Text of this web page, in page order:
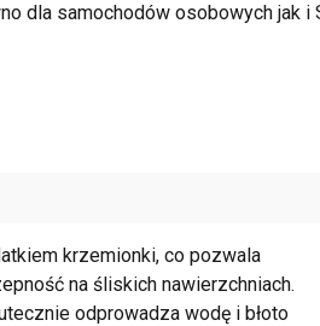
dla samochodów osobowych jak
krzemionki, co pozwala
na śliskich nawierzchniach.
odprowadza wodę i błoto